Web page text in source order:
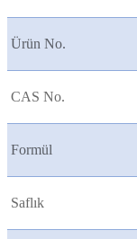
Ürün No.
CAS No.
Formül
Saflık